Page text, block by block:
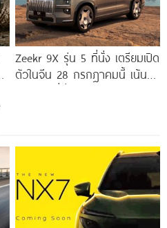
Zeekr 9X รุ่น 5 ที่นั่ง เตรียมเปิด
ตัวในจีน 28 กรกฎาคมนี้ เน้น